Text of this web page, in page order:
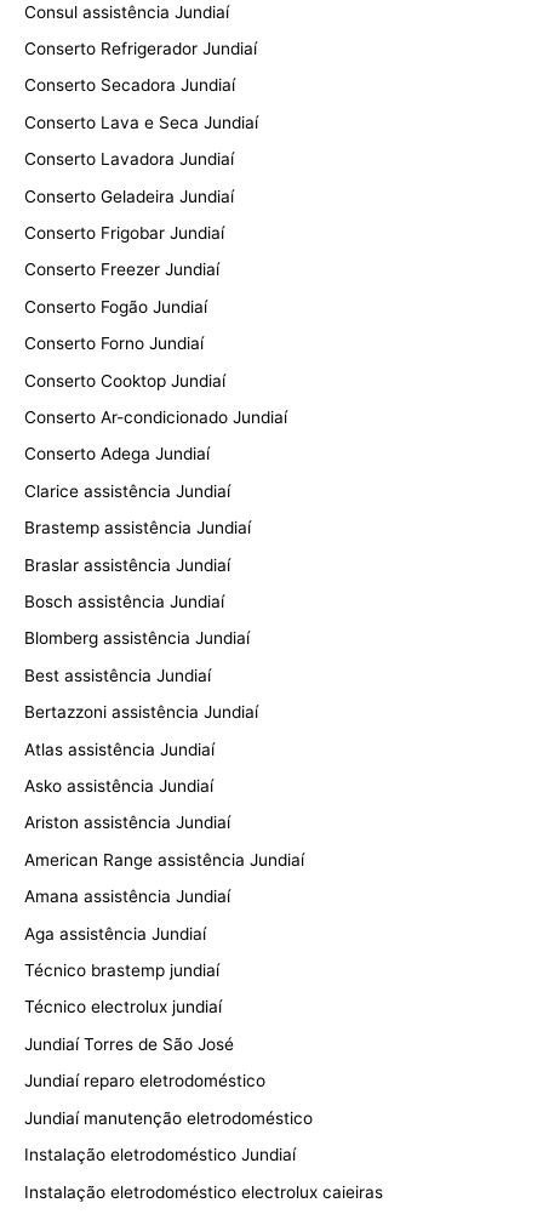
Consul assistência Jundiaí
Conserto Refrigerador Jundiaí
Conserto Secadora Jundiaí
Conserto Lava e Seca Jundiaí
Conserto Lavadora Jundiaí
Conserto Geladeira Jundiaí
Conserto Frigobar Jundiaí
Conserto Freezer Jundiaí
Conserto Fogão Jundiaí
Conserto Forno Jundiaí
Conserto Cooktop Jundiaí
Conserto Ar-condicionado Jundiaí
Conserto Adega Jundiaí
Clarice assistência Jundiaí
Brastemp assistência Jundiaí
Braslar assistência Jundiaí
Bosch assistência Jundiaí
Blomberg assistência Jundiaí
Best assistência Jundiaí
Bertazzoni assistência Jundiaí
Atlas assistência Jundiaí
Asko assistência Jundiaí
Ariston assistência Jundiaí
American Range assistência Jundiaí
Amana assistência Jundiaí
Aga assistência Jundiaí
Técnico brastemp jundiaí
Técnico electrolux jundiaí
Jundiaí Torres de São José
Jundiaí reparo eletrodoméstico
Jundiaí manutenção eletrodoméstico
Instalação eletrodoméstico Jundiaí
Instalação eletrodoméstico electrolux caieiras